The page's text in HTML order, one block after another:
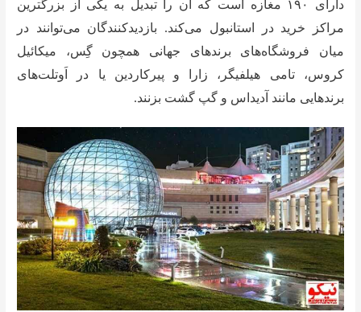
دارای ۱۹۰ مغازه است که آن را تبدیل به یکی از بزرگترین
مراکز خرید در استانبول می‌کند. بازدیدکنندگان می‌توانند در
میان فروشگاه‌های برندهای جهانی‌ همچون گِس، میکائیل
کروس، تامی هیلفیگر، زارا و پیرکاردین یا در اَوتلت‌های
برندهایی مانند آدیداس و گپ گشت بزنند.